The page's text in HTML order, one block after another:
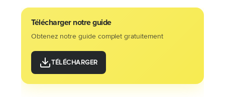
Télécharger notre guide
Obtenez notre guide complet gratuitement
TÉLÉCHARGER